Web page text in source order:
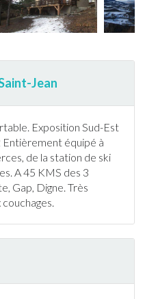
Jean
Exposition Sud-Est
équipé à
de la station de ski
A 45 KMS des 3
Gap, Digne. Très